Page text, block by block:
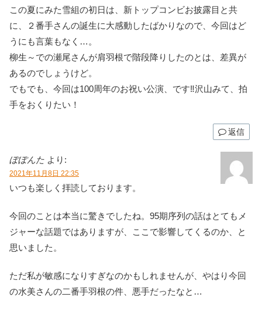
この夏にみた雪組の初日は、新トップコンビお披露目と共
に、２番手さんの誕生に大感動したばかりなので、今回はど
うにも言葉もなく…。
柳生～での瀬尾さんが肩羽根で階段降りしたのとは、差異が
あるのでしょうけど。
でもでも、今回は100周年のお祝い公演、です‼️沢山みて、拍
手をおくりたい！
返信
ぽぽんた より:
2021年11月8日 22:35
いつも楽しく拝読しております。
今回のことは本当に驚きでしたね。95期序列の話はとてもメ
ジャーな話題ではありますが、ここで影響してくるのか、と
思いました。
ただ私が敏感になりすぎなのかもしれませんが、やはり今回
の水美さんの二番手羽根の件、悪手だったなと…